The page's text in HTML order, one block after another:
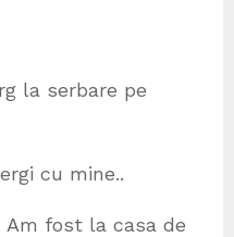
la serbare pe
cu mine..
Am fost la casa de